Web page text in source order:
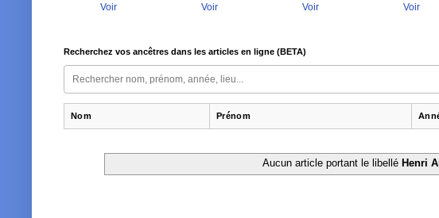
Voir Voir Voir Voir
Recherchez vos ancêtres dans les articles en ligne (BETA)
Nom Prénom
Aucun article portant le libellé Henri